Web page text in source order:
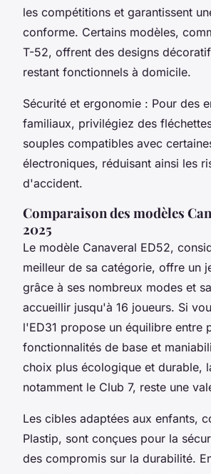
les compétitions et garantissent
conforme. Certains modèles,
T-52, offrent des designs
restant fonctionnels à domicile.
Sécurité et ergonomie : Pour des
familiaux, privilégiez des
souples compatibles avec
électroniques, réduisant ainsi les
d'accident.
Comparaison des modèles
2025
Le modèle Canaveral ED52,
meilleur de sa catégorie, offre un
grâce à ses nombreux modes et
accueillir jusqu'à 16 joueurs. Si
l'ED31 propose un équilibre entre
fonctionnalités de base et
choix plus écologique et durable,
notamment le Club 7, reste une
Les cibles adaptées aux enfants,
Plastip, sont conçues pour la
des compromis sur la durabilité.